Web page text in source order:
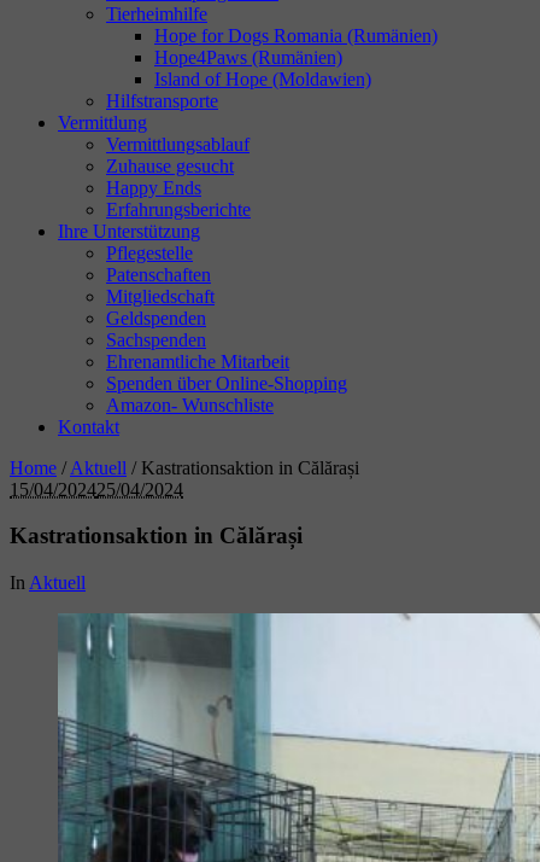
Tierheimhilfe
Hope for Dogs Romania (Rumänien)
Hope4Paws (Rumänien)
Island of Hope (Moldawien)
Hilfstransporte
Vermittlung
Vermittlungsablauf
Zuhause gesucht
Happy Ends
Erfahrungsberichte
Ihre Unterstützung
Pflegestelle
Patenschaften
Mitgliedschaft
Geldspenden
Sachspenden
Ehrenamtliche Mitarbeit
Spenden über Online-Shopping
Amazon- Wunschliste
Kontakt
Home /Aktuell / Kastrationsaktion in Călărași
15/04/202425/04/2024
Kastrationsaktion in Călărași
In Aktuell